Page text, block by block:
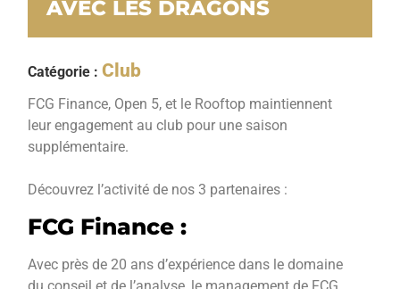
AVEC LES DRAGONS
Catégorie :Club
FCG Finance, Open 5, et le Rooftop maintiennent
leur engagement au club pour une saison
supplémentaire.
Découvrez l’activité de nos 3 partenaires :
FCG Finance :
Avec près de 20 ans d’expérience dans le domaine